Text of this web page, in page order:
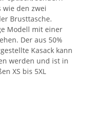
den zwei
Brusttasche.
Modell mit einer
Der aus 50%
Kasack kann
werden und ist in
XS bis 5XL